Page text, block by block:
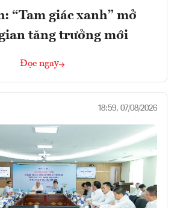
“Tam giác xanh” mở
tăng trưởng mới
Đọc ngay
18:59, 07/08/2026